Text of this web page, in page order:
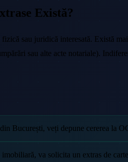
Există?
sau juridică interesată. Există
sau alte acte notariale).
București, veți depune cererea la
va solicita un extras de